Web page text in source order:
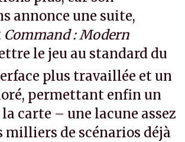
annonce une suite,
Command : Modern
le jeu au standard du
plus travaillée et un
permettant enfin un
carte – une lacune assez
milliers de scénarios déjà